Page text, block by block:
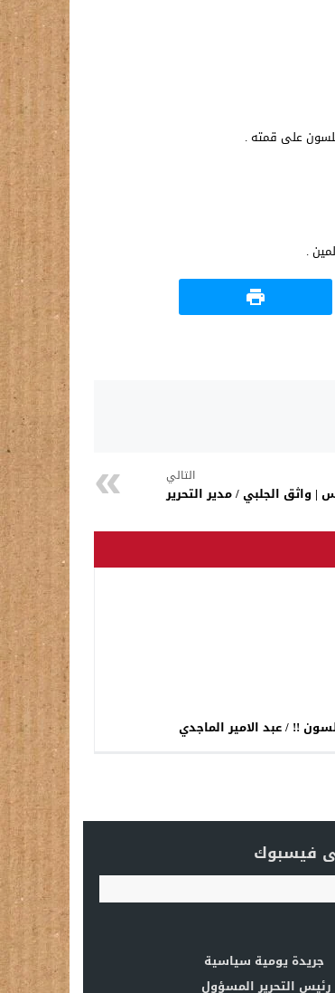
على قمته .
.
التالي
| واثق الجلبي / مدير التحرير
!! / عبد الامير الماجدي
فيسبوك
جريدة يومية سياسية
رئيس التحرير المسؤول